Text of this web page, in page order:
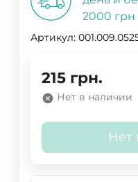
2000 грн
Артикул:
215 грн.
Нет в наличии
Нет